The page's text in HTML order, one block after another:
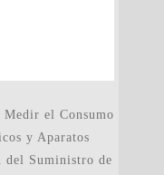
el Consumo
y Aparatos
del Suministro de